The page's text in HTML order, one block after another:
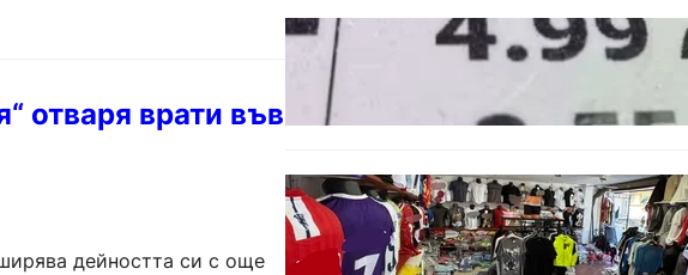
отваря врати във
дейността си с още
БЪЛГАРИЯ
Левът изчезва от етикетите:
БЪЛГАРИЯ
Иззеха фалшиви стоки за близо
650 000 евро при акция във
Варна и „Златни пясъци“